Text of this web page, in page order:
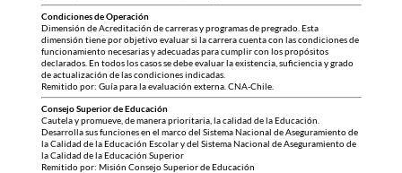
Condiciones de Operación
Dimensión de Acreditación de carreras y programas de pregrado. Esta
dimensión tiene por objetivo evaluar si la carrera cuenta con las condiciones de
funcionamiento necesarias y adecuadas para cumplir con los propósitos
declarados. En todos los casos se debe evaluar la existencia, suficiencia y grado
de actualización de las condiciones indicadas.
Remitido por: Guía para la evaluación externa. CNA-Chile.
Consejo Superior de Educación
Cautela y promueve, de manera prioritaria, la calidad de la Educación.
Desarrolla sus funciones en el marco del Sistema Nacional de Aseguramiento de
la Calidad de la Educación Escolar y del Sistema Nacional de Aseguramiento de
la Calidad de la Educación Superior
Remitido por: Misión Consejo Superior de Educación